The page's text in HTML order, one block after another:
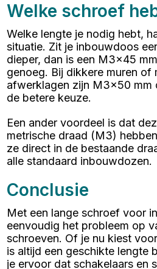
Welke schroef
Welke lengte je nodig hebt,
situatie. Zit je inbouwdoos
dieper, dan is een M3x45
genoeg. Bij dikkere muren of
afwerklagen zijn M3x50
de betere keuze.
Een ander voordeel is dat
metrische draad (M3)
ze direct in de bestaande
alle standaard inbouwdozen.
Conclusie
Met een lange schroef voor
eenvoudig het probleem op
schroeven. Of je nu kiest
is altijd een geschikte lengte
je ervoor dat schakelaars en